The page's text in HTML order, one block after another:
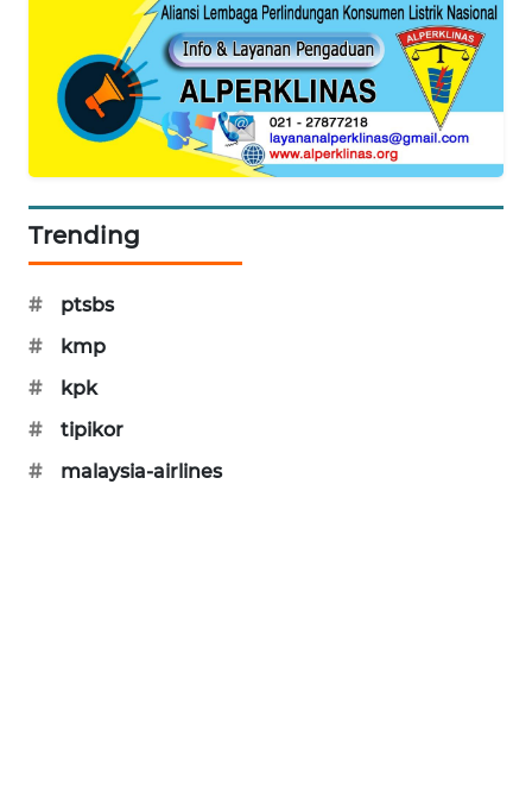
Trending
#
ptsbs
#
kmp
#
kpk
#
tipikor
#
malaysia-airlines
METRO
MEDAN
NEWS
METRO
JAKARTA
NEWS
NEWS
NEWS